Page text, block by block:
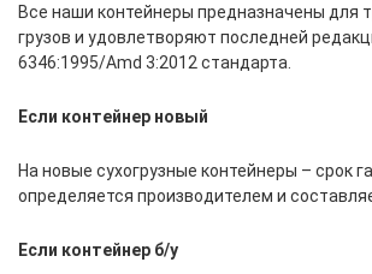
Все наши контейнеры предназначены для
грузов и удовлетворяют последней
6346:1995/Amd 3:2012 стандарта.
Если контейнер новый
На новые сухогрузные контейнеры – срок
определяется производителем и
Если контейнер б/у